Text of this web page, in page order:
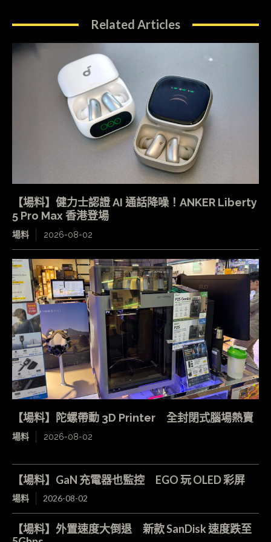
Related Articles
【場料】健力士認證 AI 通話降噪！ANKER Liberty
5 Pro Max 香港登場
場料 2026-08-02
【場料】陀螺帶動 3D Printer 全封閉式腦場熱賣
場料 2026-08-02
【場料】GaN 充電器也監控 EGO 玩 OLED 彩屏
場料 2026-08-02
【場料】外置速度大倒退 新款 SanDisk 速度跌至